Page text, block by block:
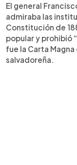
El general
admiraba las
Constitución de
popular y prohibió
fue la Carta
salvadoreña.